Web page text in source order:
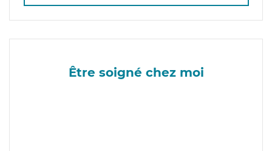
Être soigné chez moi